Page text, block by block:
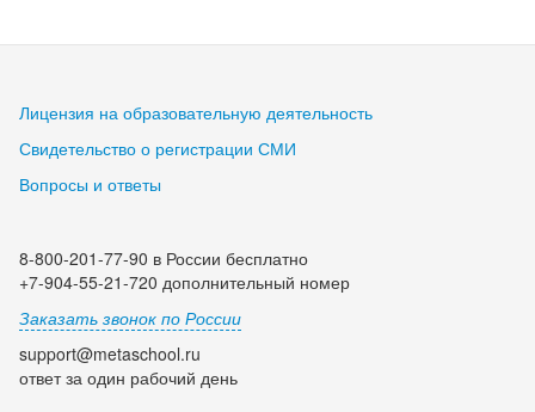
Лицензия на образовательную деятельность
Свидетельство о регистрации СМИ
Вопросы и ответы
8-800-201-77-90 в России бесплатно
+7-904-55-21-720 дополнительный номер
Заказать звонок по России
support@metaschool.ru
ответ за один рабочий день